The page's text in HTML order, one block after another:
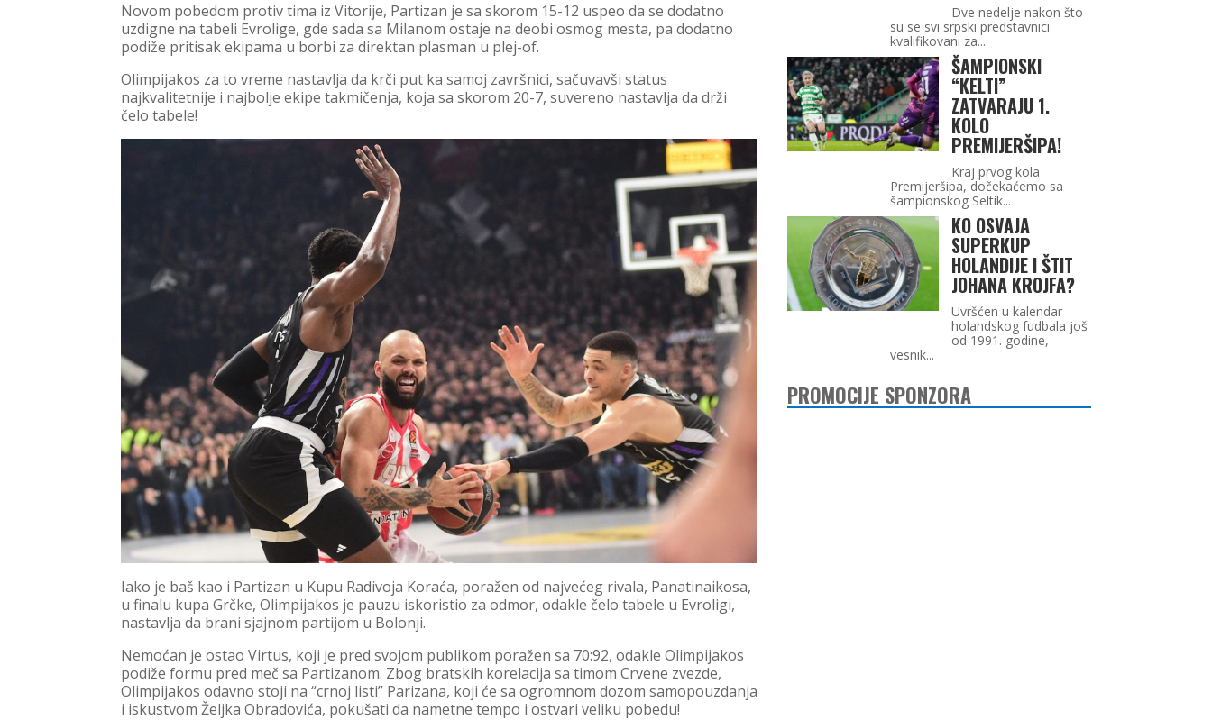
Novom pobedom protiv tima iz Vitorije, Partizan je sa skorom 15-12 uspeo da se dodatno
uzdigne na tabeli Evrolige, gde sada sa Milanom ostaje na deobi osmog mesta, pa dodatno
podiže pritisak ekipama u borbi za direktan plasman u plej-of.
Olimpijakos za to vreme nastavlja da krči put ka samoj završnici, sačuvavši status
najkvalitetnije i najbolje ekipe takmičenja, koja sa skorom 20-7, suvereno nastavlja da drži
čelo tabele!
Iako je baš kao i Partizan u Kupu Radivoja Koraća, poražen od najvećeg rivala, Panatinaikosa,
u finalu kupa Grčke, Olimpijakos je pauzu iskoristio za odmor, odakle čelo tabele u Evroligi,
nastavlja da brani sjajnom partijom u Bolonji.
Nemoćan je ostao Virtus, koji je pred svojom publikom poražen sa 70:92, odakle Olimpijakos
podiže formu pred meč sa Partizanom. Zbog bratskih korelacija sa timom Crvene zvezde,
Olimpijakos odavno stoji na “crnoj listi” Parizana, koji će sa ogromnom dozom samopouzdanja
i iskustvom Željka Obradovića, pokušati da nametne tempo i ostvari veliku pobedu!
Dve nedelje nakon što
su se svi srpski predstavnici
kvalifikovani za...
ŠAMPIONSKI
“KELTI”
ZATVARAJU 1.
KOLO
PREMIJERŠIPA!
Kraj prvog kola
Premijeršipa, dočekaćemo sa
šampionskog Seltik...
KO OSVAJA
SUPERKUP
HOLANDIJE I ŠTIT
JOHANA KROJFA?
Uvršćen u kalendar
holandskog fudbala još
od 1991. godine,
vesnik...
PROMOCIJE SPONZORA